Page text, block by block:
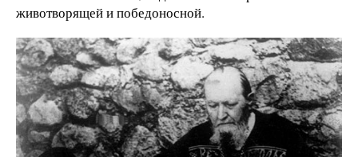
животворящей и победоносной.